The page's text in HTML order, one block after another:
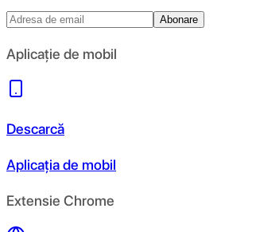
Abonare
Aplicație de mobil
Descarcă
Aplicația de mobil
Extensie Chrome